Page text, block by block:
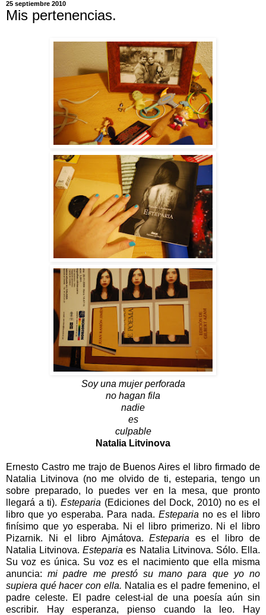
25 septiembre 2010
Mis pertenencias.
Soy una mujer perforada
no hagan fila
nadie
es
culpable
Natalia Litvinova
Ernesto Castro me trajo de Buenos Aires el libro firmado de
Natalia Litvinova (no me olvido de ti, esteparia, tengo un
sobre preparado, lo puedes ver en la mesa, que pronto
llegará a ti).Esteparia (Ediciones del Dock, 2010) no es el
libro que yo esperaba. Para nada. Esteparia no es el libro
finísimo que yo esperaba. Ni el libro primerizo. Ni el libro
Pizarnik. Ni el libro Ajmátova.Esteparia es el libro de
Natalia Litvinova.Esteparia es Natalia Litvinova. Sólo. Ella.
Su voz es única. Su voz es el nacimiento que ella misma
anuncia:mi padre me prestó su mano para que yo no
supiera qué hacer con ella. Natalia es el padre femenino, el
padre celeste. El padre celest-ial de una poesía aún sin
escribir. Hay esperanza, pienso cuando la leo. Hay